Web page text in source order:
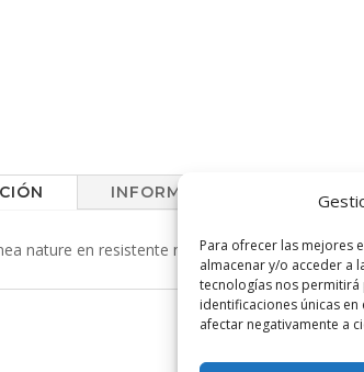
Para ofrecer las mejores
almacenar y/o acceder a
tecnologías nos
identificaciones únicas
afectar negativamente a
INFORMACIÓN ADICIONAL
nature en resistente material 100% algodón